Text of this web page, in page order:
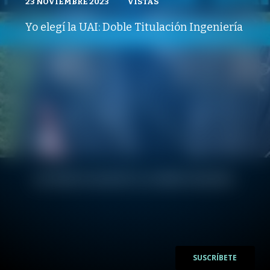
ADMISIÓN UAI 23 NOVIEMBRE 2023
REPRODUCCIONES
Yo elegí la UAI: Doble Titulación Ingeniería
SUSCRÍBETE
VISTAS